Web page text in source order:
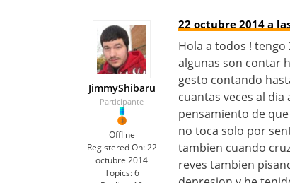
JimmyShibaru
Participante
Offline
Registered On: 22
octubre 2014
Topics: 6
22 octubre 2014 a
Hola a todos !
algunas son contar
gesto contando
cuantas veces al
pensamiento de
no toca solo por
tambien cuando
reves tambien